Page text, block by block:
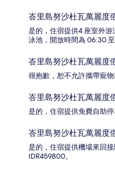
峇里島努沙杜瓦萬麗度
是的，住宿提供4 座室外
泳池，開放時間為 06:30 至
峇里島努沙杜瓦萬麗度
很抱歉，恕不允許攜帶寵物
峇里島努沙杜瓦萬麗度
是的，住宿提供免費自助停
峇里島努沙杜瓦萬麗度
是的，住宿提供機場來回
IDR459800。